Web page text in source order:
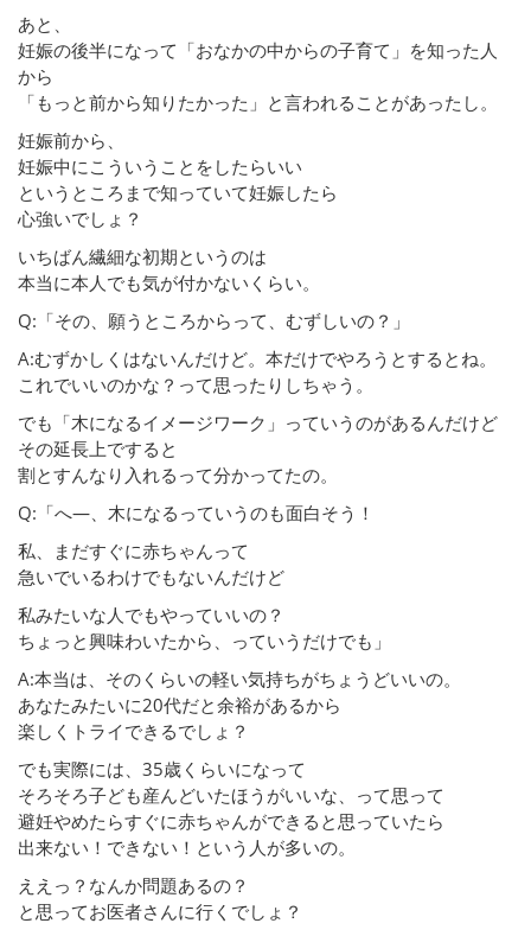
あと、
妊娠の後半になって「おなかの中からの子育て」を知った人
から
「もっと前から知りたかった」と言われることがあったし。
妊娠前から、
妊娠中にこういうことをしたらいい
というところまで知っていて妊娠したら
心強いでしょ？
いちばん繊細な初期というのは
本当に本人でも気が付かないくらい。
Q:「その、願うところからって、むずしいの？」
A:むずかしくはないんだけど。本だけでやろうとするとね。
これでいいのかな？って思ったりしちゃう。
でも「木になるイメージワーク」っていうのがあるんだけど
その延長上ですると
割とすんなり入れるって分かってたの。
Q:「へ—、木になるっていうのも面白そう！
私、まだすぐに赤ちゃんって
急いでいるわけでもないんだけど
私みたいな人でもやっていいの？
ちょっと興味わいたから、っていうだけでも」
A:本当は、そのくらいの軽い気持ちがちょうどいいの。
あなたみたいに20代だと余裕があるから
楽しくトライできるでしょ？
でも実際には、35歳くらいになって
そろそろ子ども産んどいたほうがいいな、って思って
避妊やめたらすぐに赤ちゃんができると思っていたら
出来ない！できない！という人が多いの。
ええっ？なんか問題あるの？
と思ってお医者さんに行くでしょ？